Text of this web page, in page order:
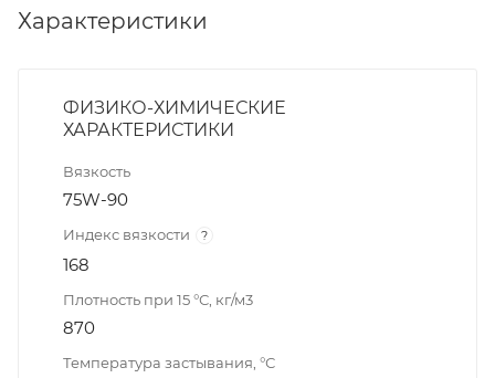
Характеристики
ФИЗИКО-ХИМИЧЕСКИЕ
ХАРАКТЕРИСТИКИ
Вязкость
75W-90
Индекс вязкости ?
168
Плотность при 15 °С, кг/м3
870
Температура застывания, °С